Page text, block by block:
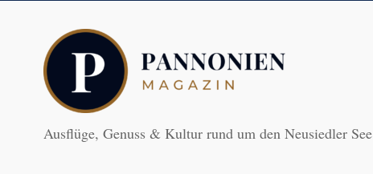
Ausflüge, Genuss & Kultur rund um den Neusiedler See